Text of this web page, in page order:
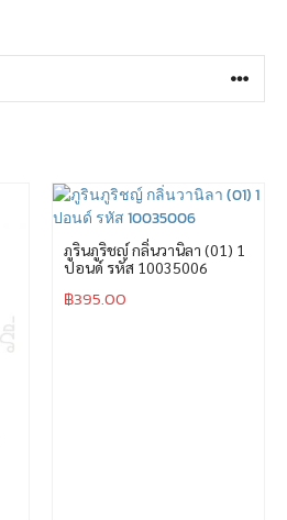
ภูรินภูริชญ์ กลิ่นวานิลา (01) 1
ปอนด์ รหัส 10035006
฿395.00